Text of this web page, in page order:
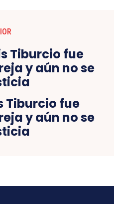
Tiburcio fue
y aún no se